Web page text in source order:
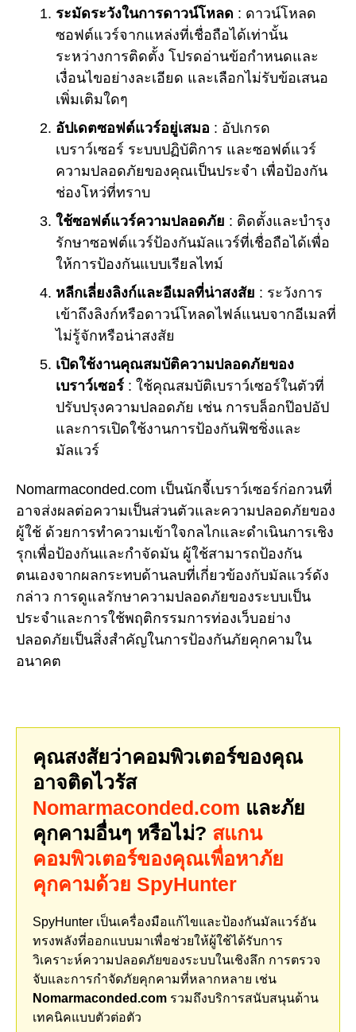
ระมัดระวังในการดาวน์โหลด : ดาวน์โหลด
ซอฟต์แวร์จากแหล่งที่เชื่อถือได้เท่านั้น
ระหว่างการติดตั้ง โปรดอ่านข้อกำหนดและ
เงื่อนไขอย่างละเอียด และเลือกไม่รับข้อเสนอ
เพิ่มเติมใดๆ
อัปเดตซอฟต์แวร์อยู่เสมอ : อัปเกรด
เบราว์เซอร์ ระบบปฏิบัติการ และซอฟต์แวร์
ความปลอดภัยของคุณเป็นประจำ เพื่อป้องกัน
ช่องโหว่ที่ทราบ
ใช้ซอฟต์แวร์ความปลอดภัย : ติดตั้งและบำรุง
รักษาซอฟต์แวร์ป้องกันมัลแวร์ที่เชื่อถือได้เพื่อ
ให้การป้องกันแบบเรียลไทม์
หลีกเลี่ยงลิงก์และอีเมลที่น่าสงสัย : ระวังการ
เข้าถึงลิงก์หรือดาวน์โหลดไฟล์แนบจากอีเมลที่
ไม่รู้จักหรือน่าสงสัย
เปิดใช้งานคุณสมบัติความปลอดภัยของ
เบราว์เซอร์ : ใช้คุณสมบัติเบราว์เซอร์ในตัวที่
ปรับปรุงความปลอดภัย เช่น การบล็อกป๊อปอัป
และการเปิดใช้งานการป้องกันฟิชชิ่งและ
มัลแวร์
Nomarmaconded.com เป็นนักจี้เบราว์เซอร์ก่อกวนที่
อาจส่งผลต่อความเป็นส่วนตัวและความปลอดภัยของ
ผู้ใช้ ด้วยการทำความเข้าใจกลไกและดำเนินการเชิง
รุกเพื่อป้องกันและกำจัดมัน ผู้ใช้สามารถป้องกัน
ตนเองจากผลกระทบด้านลบที่เกี่ยวข้องกับมัลแวร์ดัง
กล่าว การดูแลรักษาความปลอดภัยของระบบเป็น
ประจำและการใช้พฤติกรรมการท่องเว็บอย่าง
ปลอดภัยเป็นสิ่งสำคัญในการป้องกันภัยคุกคามใน
อนาคต
คุณสงสัยว่าคอมพิวเตอร์ของคุณ
อาจติดไวรัส
Nomarmaconded.com และภัย
คุกคามอื่นๆ หรือไม่? สแกน
คอมพิวเตอร์ของคุณเพื่อหาภัย
คุกคามด้วย SpyHunter
SpyHunter เป็นเครื่องมือแก้ไขและป้องกันมัลแวร์อัน
ทรงพลังที่ออกแบบมาเพื่อช่วยให้ผู้ใช้ได้รับการ
วิเคราะห์ความปลอดภัยของระบบในเชิงลึก การตรวจ
จับและการกำจัดภัยคุกคามที่หลากหลาย เช่น
Nomarmaconded.com รวมถึงบริการสนับสนุนด้าน
เทคนิคแบบตัวต่อตัว